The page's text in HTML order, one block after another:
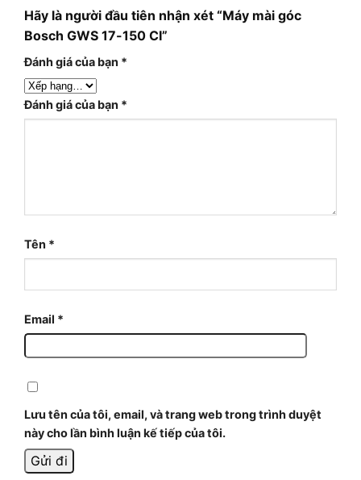
Hãy là người đầu tiên nhận xét “Máy mài góc
Bosch GWS 17-150 CI”
Đánh giá của bạn *
Đánh giá của bạn *
Tên *
Email *
Lưu tên của tôi, email, và trang web trong trình duyệt
này cho lần bình luận kế tiếp của tôi.